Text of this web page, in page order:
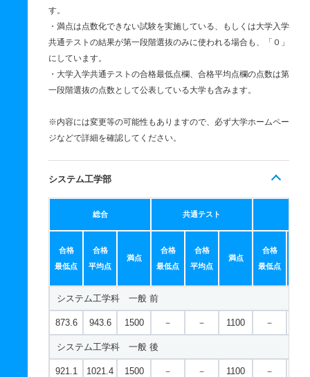
す。
・満点は点数化できない試験を実施している、もしくは大学入学
共通テストの結果が第一段階選抜のみに使われる場合も、「０」
にしています。
・大学入学共通テストの合格最低点欄、合格平均点欄の点数は第
一段階選抜の点数として公表している大学も含みます。
※内容には変更等の可能性もありますので、必ず大学ホームペー
ジなどで詳細を確認してください。
システム工学部
総合 共通テスト
合格
最低点
合格
平均点
満点
合格
最低点
合格
平均点
満点
合格
最低点
システム工学科 一般 前
873.6 943.6 1500 － － 1100 －
システム工学科 一般 後
921.1 1021.4 1500 － － 1100 －